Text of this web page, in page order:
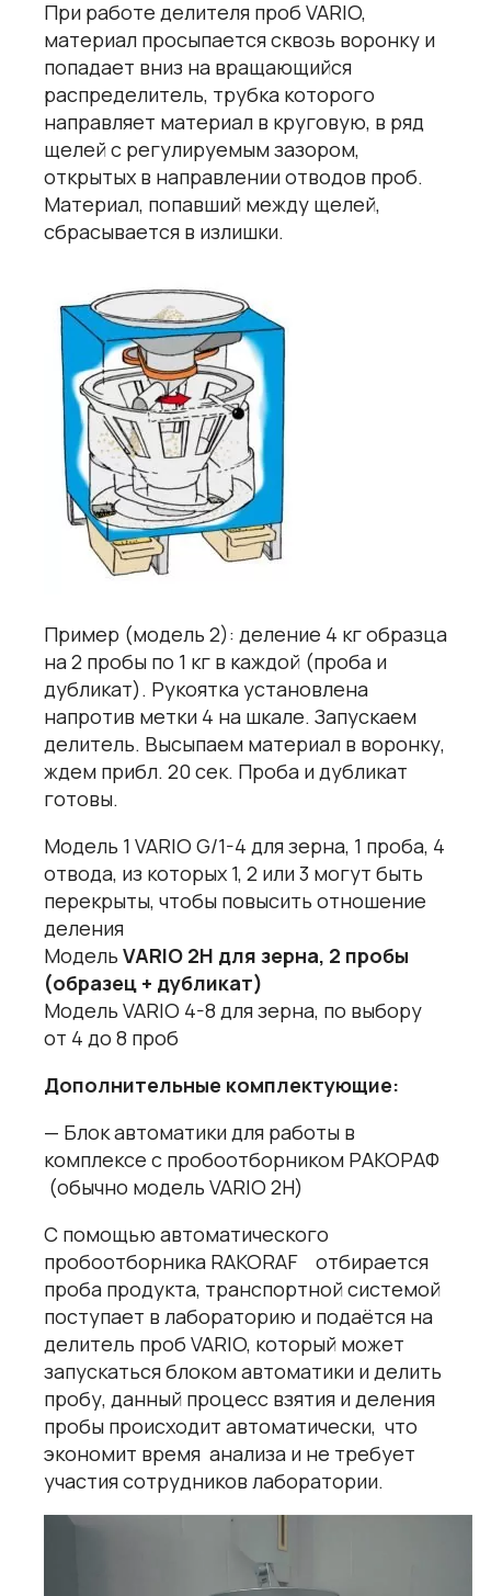
При работе делителя проб VARIO,
материал просыпается сквозь воронку и
попадает вниз на вращающийся
распределитель, трубка которого
направляет материал в круговую, в ряд
щелей с регулируемым зазором,
открытых в направлении отводов проб.
Материал, попавший между щелей,
сбрасывается в излишки.
Пример (модель 2): деление 4 кг образца
на 2 пробы по 1 кг в каждой (проба и
дубликат). Рукоятка установлена
напротив метки 4 на шкале. Запускаем
делитель. Высыпаем материал в воронку,
ждем прибл. 20 сек. Проба и дубликат
готовы.
Модель 1 VARIO G/1-4 для зерна, 1 проба, 4
отвода, из которых 1, 2 или 3 могут быть
перекрыты, чтобы повысить отношение
деления
Модель VARIO 2H для зерна, 2 пробы
(образец + дубликат)
Модель VARIO 4-8 для зерна, по выбору
от 4 до 8 проб
Дополнительные комплектующие:
— Блок автоматики для работы в
комплексе с пробоотборником РАКОРАФ
(обычно модель VARIO 2H)
C помощью автоматического
пробоотборника RAKORAF
отбирается
проба продукта, транспортной системой
поступает в лабораторию и подаётся на
делитель проб VARIO, который может
запускаться блоком автоматики и делить
пробу, данный процесс взятия и деления
пробы происходит автоматически, что
экономит время анализа и не требует
участия сотрудников лаборатории.